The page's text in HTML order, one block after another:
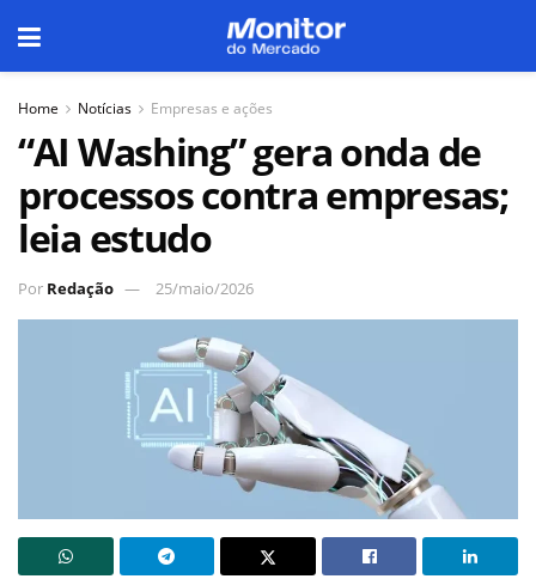
Home Notícias Empresas e ações
“AI Washing” gera onda de
processos contra empresas;
leia estudo
Por Redação 25/maio/2026